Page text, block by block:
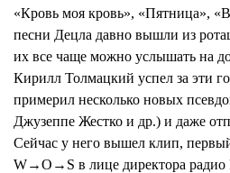
«Кровь моя кровь», «Пятница»,
песни Децла давно вышли из
их все чаще можно услышать на
Кирилл Толмацкий успел за эти
примерил несколько новых
Джузеппе Жестко и др.) и даже
Сейчас у него вышел клип,
W→O→S в лице директора радио